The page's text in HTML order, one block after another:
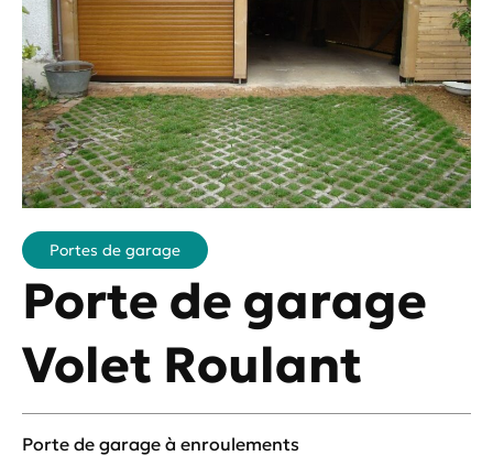
Portes de garage
Porte de garage
Volet Roulant
Porte de garage à enroulements